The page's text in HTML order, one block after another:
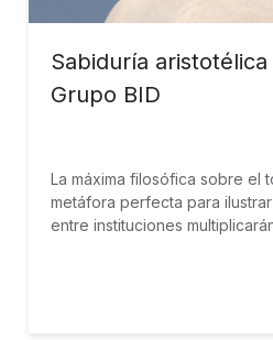
Sabiduría
Grupo BID
La máxima filosófica sobre el
metáfora perfecta para
entre instituciones